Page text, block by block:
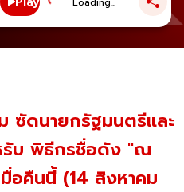
ซัดนายกรัฐมนตรีและ
รับ พิธีกรชื่อดัง "ณ
อคืนนี้ (14 สิงหาคม